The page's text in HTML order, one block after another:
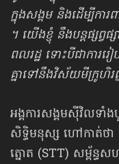
ក្នុងសង្គម និងដើម្បី​ការ
។ យើងខ្ញុំ នឹង​បន្ត​ផ្សព្វ
ពលរដ្ឋ ទោះ​បីជា​ការរ
គ្នា​ទៅនឹង​វិស័យមីក្រូហិរ
អង្គការសង្គមស៊ីវិលទាំង
សិទ្ធិមនុស្ស ហៅកាត់​ថ
ត្នោត (STT) សម្ព័ន្ធ